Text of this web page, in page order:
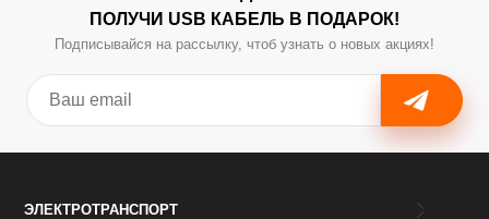
ПОЛУЧИ USB КАБЕЛЬ В ПОДАРОК!
Подписывайся на рассылку, чтоб узнать о новых акциях!
ЭЛЕКТРОТРАНСПОРТ